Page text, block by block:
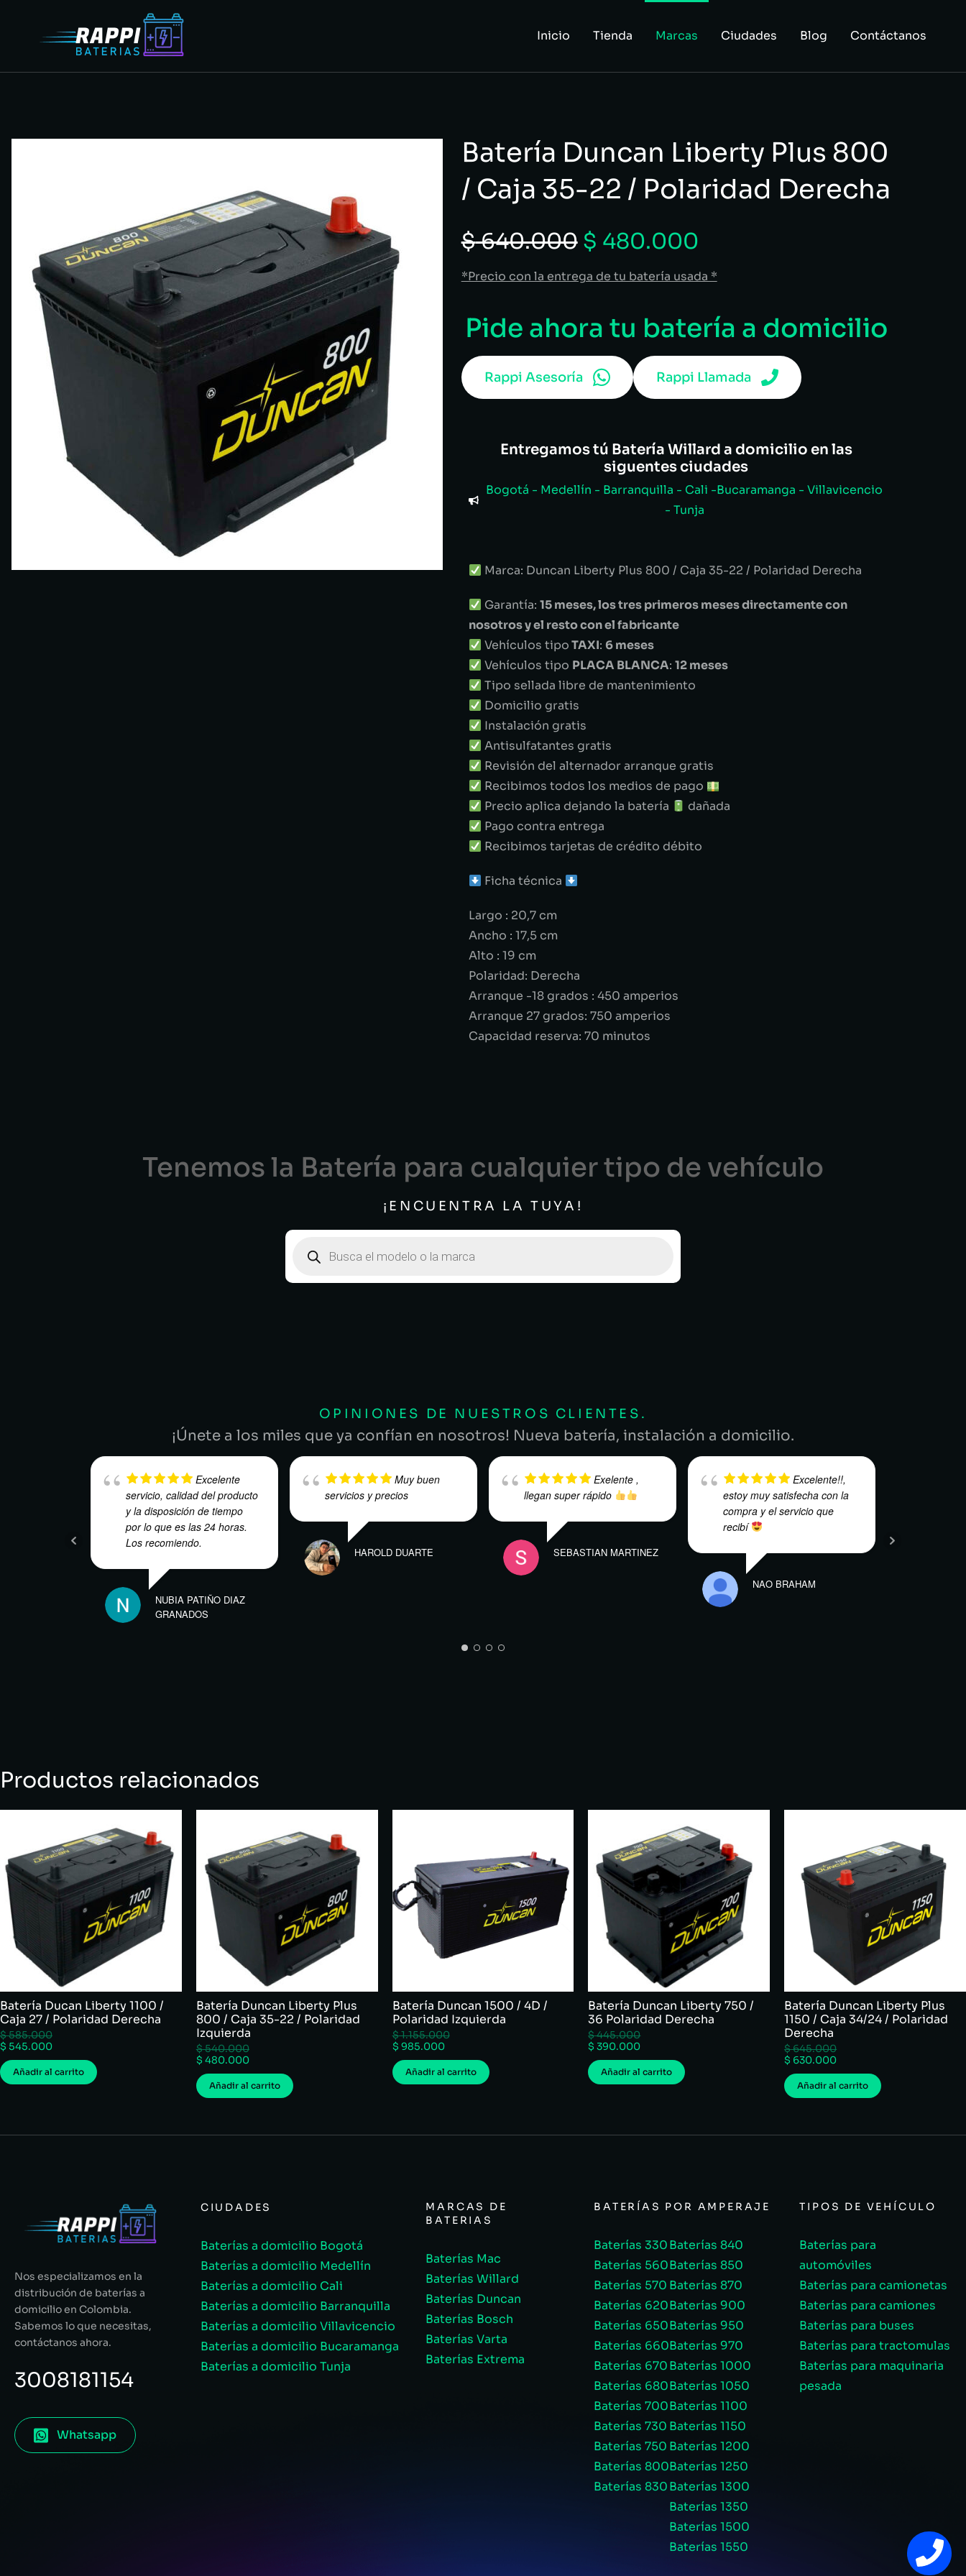
Inicio Tienda Marcas Ciudades Blog Contáctanos
Batería Duncan Liberty Plus 800
/ Caja 35-22 / Polaridad Derecha
$640.000 $ 480.000
*Precio con la entrega de tu batería usada *
Pide ahora tu batería a domicilio
Rappi Asesoría Rappi Llamada
Entregamos tú Batería Willard a domicilio en las
siguentes ciudades
Bogotá - Medellín - Barranquilla - Cali -Bucaramanga - Villavicencio
- Tunja
Marca: Duncan Liberty Plus 800 / Caja 35-22 / Polaridad Derecha
Garantía: 15 meses, los tres primeros meses directamente con
nosotros y el resto con el fabricante
Vehículos tipoTAXI: 6 meses
Vehículos tipo PLACA BLANCA: 12 meses
Tipo sellada libre de mantenimiento
Domicilio gratis
Instalación gratis
Antisulfatantes gratis
Revisión del alternador arranque gratis
Recibimos todos los medios de pago
Precio aplica dejando la batería
dañada
Pago contra entrega
Recibimos tarjetas de crédito débito
Ficha técnica
Largo : 20,7 cm
Ancho : 17,5 cm
Alto : 19 cm
Polaridad: Derecha
Arranque -18 grados : 450 amperios
Arranque 27 grados: 750 amperios
Capacidad reserva: 70 minutos
Tenemos la Batería para cualquier tipo de vehículo
¡ENCUENTRA LA TUYA!
OPINIONES DE NUESTROS CLIENTES.
¡Únete a los miles que ya confían en nosotros! Nueva batería, instalación a domicilio.
Excelente
servicio, calidad del producto
y la disposición de tiempo
por lo que es las 24 horas.
Los recomiendo.
NUBIA PATIÑO DIAZ
GRANADOS
Muy buen
servicios y precios
HAROLD DUARTE
Exelente ,
llegan super rápido
SEBASTIAN MARTINEZ
Excelente!!,
estoy muy satisfecha con la
compra y el servicio que
recibí
NAO BRAHAM
Productos relacionados
Batería Ducan Liberty 1100 /
Caja 27 / Polaridad Derecha
$585.000
$ 545.000
Añadir al carrito
Batería Duncan Liberty Plus
800 / Caja 35-22 / Polaridad
Izquierda
$540.000
$ 480.000
Añadir al carrito
Batería Duncan 1500 / 4D /
Polaridad Izquierda
$1.155.000
$ 985.000
Añadir al carrito
Batería Duncan Liberty 750 /
36 Polaridad Derecha
$445.000
$ 390.000
Añadir al carrito
Batería Duncan Liberty Plus
1150 / Caja 34/24 / Polaridad
Derecha
$645.000
$ 630.000
Añadir al carrito
Nos especializamos en la
distribución de baterías a
domicilio en Colombia.
Sabemos lo que necesitas,
contáctanos ahora.
3008181154
Whatsapp
CIUDADES
Baterías a domicilio Bogotá
Baterías a domicilio Medellín
Baterías a domicilio Cali
Baterías a domicilio Barranquilla
Baterías a domicilio Villavicencio
Baterías a domicilio Bucaramanga
Baterías a domicilio Tunja
MARCAS DE
BATERIAS
Baterías Mac
Baterías Willard
Baterías Duncan
Baterías Bosch
Baterías Varta
Baterías Extrema
BATERÍAS POR AMPERAJE
Baterías 330
Baterías 560
Baterías 570
Baterías 620
Baterías 650
Baterías 660
Baterías 670
Baterías 680
Baterías 700
Baterías 730
Baterías 750
Baterías 800
Baterías 830
Baterías 840
Baterías 850
Baterías 870
Baterías 900
Baterías 950
Baterías 970
Baterías 1000
Baterías 1050
Baterías 1100
Baterías 1150
Baterías 1200
Baterías 1250
Baterías 1300
Baterías 1350
Baterías 1500
Baterías 1550
TIPOS DE VEHÍCULO
Baterías para
automóviles
Baterías para camionetas
Baterías para camiones
Baterías para buses
Baterías para tractomulas
Baterías para maquinaria
pesada